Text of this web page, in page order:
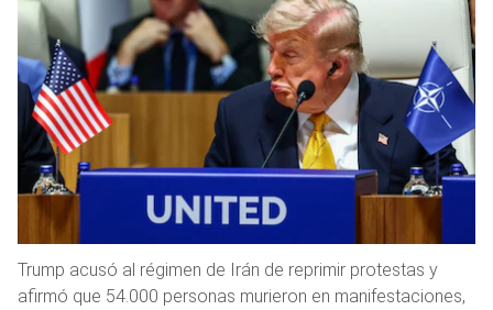
Trump acusó al régimen de Irán de reprimir protestas y
afirmó que 54.000 personas murieron en manifestaciones,